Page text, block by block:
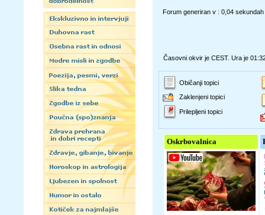
Forum generiran v : 0,04 sekundah
Časovni okvir je CEST. Ura je
Običanji topici
Zaklenjeni topici
Prilepljeni topici
Oskrbovalnica